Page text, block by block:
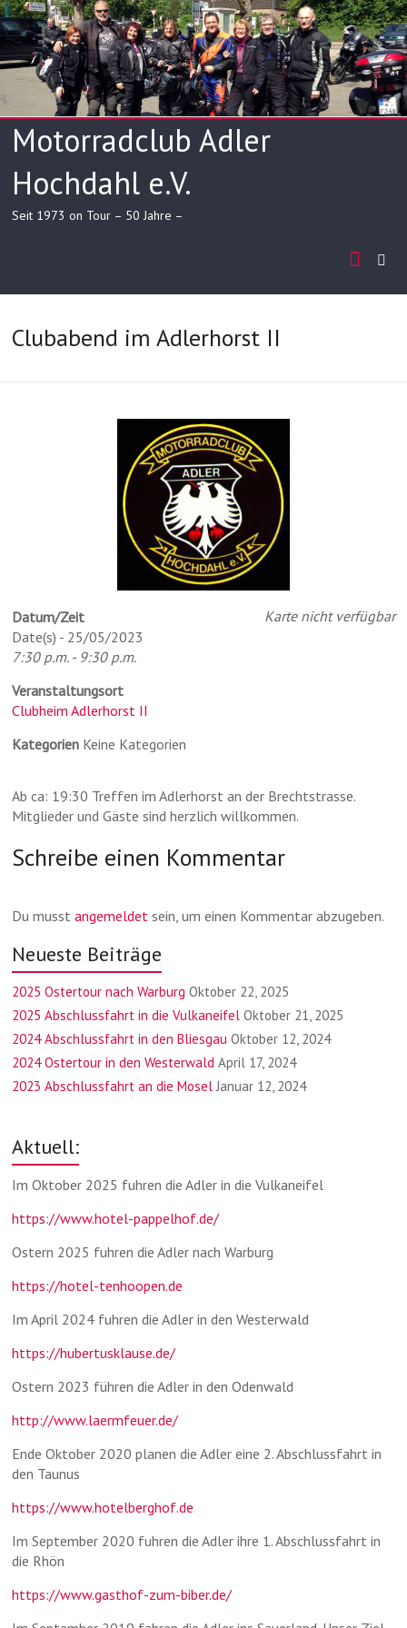
Skip
to
content
Motorradclub Adler
Hochdahl e.V.
Seit 1973 on Tour – 50 Jahre –
Clubabend im Adlerhorst II
Karte nicht verfügbar
Datum/Zeit
Date(s) - 25/05/2023
7:30 p.m. - 9:30 p.m.
Veranstaltungsort
Clubheim Adlerhorst II
Kategorien Keine Kategorien
Ab ca: 19:30 Treffen im Adlerhorst an der Brechtstrasse.
Mitglieder und Gäste sind herzlich willkommen.
Schreibe einen Kommentar
Du musstangemeldet sein, um einen Kommentar abzugeben.
Neueste Beiträge
2025 Ostertour nach Warburg Oktober 22, 2025
2025 Abschlussfahrt in die Vulkaneifel Oktober 21, 2025
2024 Abschlussfahrt in den Bliesgau Oktober 12, 2024
2024 Ostertour in den Westerwald April 17, 2024
2023 Abschlussfahrt an die Mosel Januar 12, 2024
Aktuell:
Im Oktober 2025 fuhren die Adler in die Vulkaneifel
https://www.hotel-pappelhof.de/
Ostern 2025 fuhren die Adler nach Warburg
https://hotel-tenhoopen.de
Im April 2024 fuhren die Adler in den Westerwald
https://hubertusklause.de/
Ostern 2023 führen die Adler in den Odenwald
http://www.laermfeuer.de/
Ende Oktober 2020 planen die Adler eine 2. Abschlussfahrt in
den Taunus
https://www.hotelberghof.de
Im September 2020 fuhren die Adler ihre 1. Abschlussfahrt in
die Rhön
https://www.gasthof-zum-biber.de/